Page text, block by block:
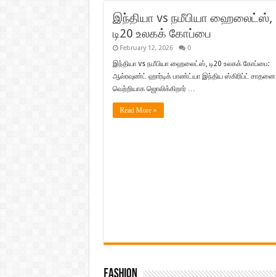
இந்தியா vs நமீபியா ஹைலைட்ஸ்,
டி20 உலகக் கோப்பை
February 12, 2026 0
இந்தியா vs நமீபியா ஹைலைட்ஸ், டி20 உலகக் கோப்பை:
ஆல்ரவுண்ட் ஹார்டிக் பாண்ட்யா இந்திய ஸ்கிரிப்ட் சாதனை
வெற்றியாக ஜொலிக்கிறார் …
Read More »